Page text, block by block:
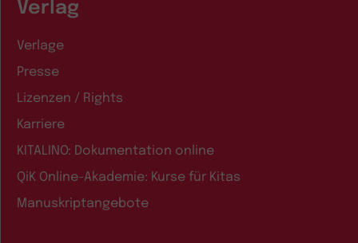
Verlag
Verlage
Presse
Lizenzen / Rights
Karriere
KITALINO: Dokumentation online
QiK Online-Akademie: Kurse für Kitas
Manuskriptangebote